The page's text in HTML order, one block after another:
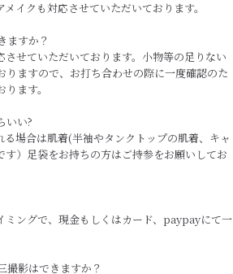
イクも対応させていただいております。
ますか？
せていただいております。小物等の足りない
りますので、お打ち合わせの際に一度確認のた
ます。
いい?
場合は肌着(半袖やタンクトップの肌着、キャ
す）足袋をお持ちの方はご持参をお願いしてお
ミングで、現金もしくはカード、paypayにて一
撮影はできますか？